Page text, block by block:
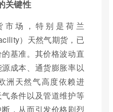
关键性
市场，特别是荷兰
）天然气期货，已
基准。其价格波动直
成本、通货膨胀率以
洲天然气高度依赖进
条件以及管道维护等
，从而引发价格剧烈